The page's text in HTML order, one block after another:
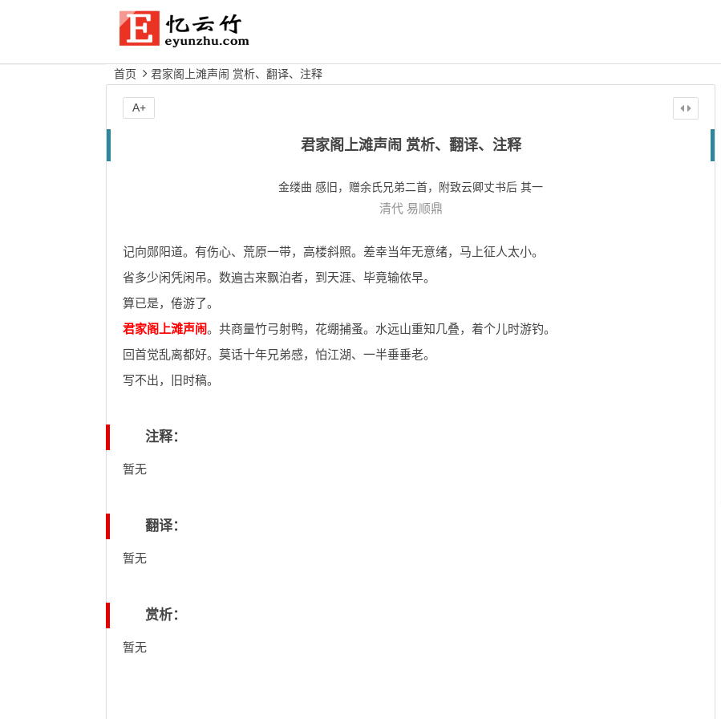
首页 君家阁上滩声闹 赏析、翻译、注释
君家阁上滩声闹 赏析、翻译、注释
金缕曲 感旧，赠余氏兄弟二首，附致云卿丈书后 其一
清代 易顺鼎
记向郧阳道。有伤心、荒原一带，高楼斜照。差幸当年无意绪，马上征人太小。
省多少闲凭闲吊。数遍古来飘泊者，到天涯、毕竟输侬早。
算已是，倦游了。
君家阁上滩声闹。共商量竹弓射鸭，花绷捕蚤。水远山重知几叠，着个儿时游钓。
回首觉乱离都好。莫话十年兄弟感，怕江湖、一半垂垂老。
写不出，旧时稿。
注释：
暂无
翻译：
暂无
赏析：
暂无
A+